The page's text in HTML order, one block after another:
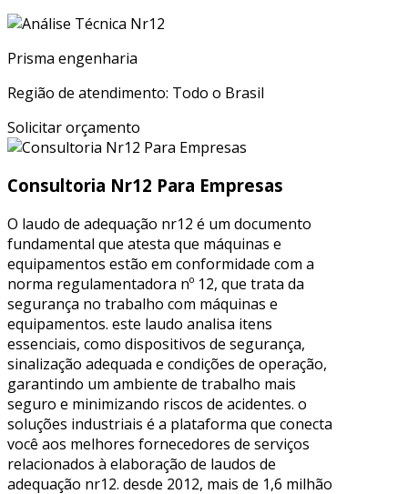
Prisma engenharia
Região de atendimento: Todo o Brasil
Solicitar orçamento
Consultoria Nr12 Para Empresas
O laudo de adequação nr12 é um documento
fundamental que atesta que máquinas e
equipamentos estão em conformidade com a
norma regulamentadora nº 12, que trata da
segurança no trabalho com máquinas e
equipamentos. este laudo analisa itens
essenciais, como dispositivos de segurança,
sinalização adequada e condições de operação,
garantindo um ambiente de trabalho mais
seguro e minimizando riscos de acidentes. o
soluções industriais é a plataforma que conecta
você aos melhores fornecedores de serviços
relacionados à elaboração de laudos de
adequação nr12. desde 2012, mais de 1,6 milhão